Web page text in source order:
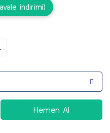
indirimi)
Hemen Al